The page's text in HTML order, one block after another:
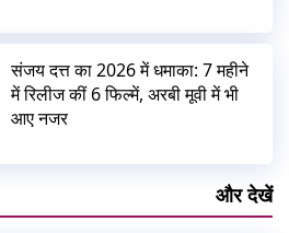
संजय दत्त का 2026 में धमाका: 7 महीने
में रिलीज कीं 6 फिल्में, अरबी मूवी में भी
आए नजर
और देखें